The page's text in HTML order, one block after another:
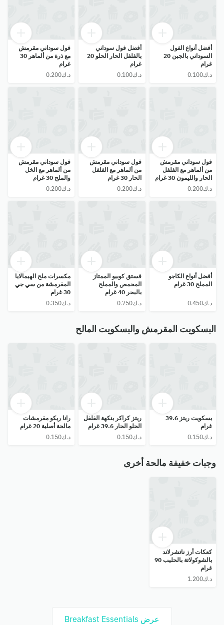
أفضل أنواع الفول
السوداني بالجبن 20
غرام
أفضل فول سوداني
بالفلفل الحار الحلو 20
غرام
⁦د.ك0.100⁩
فول سوداني مقرمش
مع ذرة من ألماهر 30
غرام
فول سوداني مقرمش
من ألماهر مع الفلفل
الحار والليمون 30 غرام
فول سوداني مقرمش
من ألماهر مع الفلفل
الحار 30 غرام
⁦د.ك0.200⁩
فول سوداني مقرمش
من ألماهر مع الخل
والملح 30 غرام
أفضل أنواع الكاجو
المملح 30 غرام
فستق كوبيو الممتاز
المحمص والمملح
بالبحر 40 غرام
⁦د.ك0.750⁩
مكسرات ملح الهيمالايا
المقرمشة من سي جي
30 غرام
البسكويت المقرمش والبسكويت المالح
بسكويت ريتز 39.6
غرام
ريتز كراكر بنكهة الفلفل
الحلو الحار 39.6 غرام
⁦د.ك0.150⁩
رانا ريكو مقرمشات
مالحة أصلية 20 غرام
وجبات خفيفة مالحة أخرى
كعكات أرز ناتشرلاند
بالشوكولاتة بالحليب 90
غرام
عرض Breakfast Essentials